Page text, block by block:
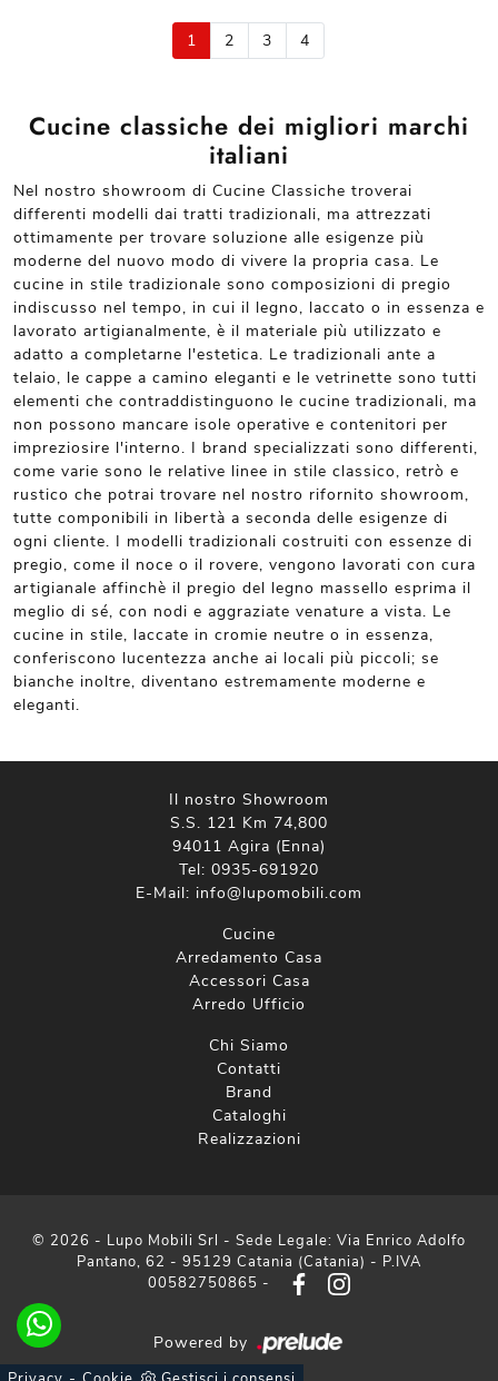
1 2 3 4
Cucine classiche dei migliori marchi
italiani
Nel nostro showroom di Cucine Classiche troverai
differenti modelli dai tratti tradizionali, ma attrezzati
ottimamente per trovare soluzione alle esigenze più
moderne del nuovo modo di vivere la propria casa. Le
cucine in stile tradizionale sono composizioni di pregio
indiscusso nel tempo, in cui il legno, laccato o in essenza e
lavorato artigianalmente, è il materiale più utilizzato e
adatto a completarne l'estetica. Le tradizionali ante a
telaio, le cappe a camino eleganti e le vetrinette sono tutti
elementi che contraddistinguono le cucine tradizionali, ma
non possono mancare isole operative e contenitori per
impreziosire l'interno. I brand specializzati sono differenti,
come varie sono le relative linee in stile classico, retrò e
rustico che potrai trovare nel nostro rifornito showroom,
tutte componibili in libertà a seconda delle esigenze di
ogni cliente. I modelli tradizionali costruiti con essenze di
pregio, come il noce o il rovere, vengono lavorati con cura
artigianale affinchè il pregio del legno massello esprima il
meglio di sé, con nodi e aggraziate venature a vista. Le
cucine in stile, laccate in cromie neutre o in essenza,
conferiscono lucentezza anche ai locali più piccoli; se
bianche inoltre, diventano estremamente moderne e
eleganti.
Il nostro Showroom
S.S. 121 Km 74,800
94011 Agira (Enna)
Tel: 0935-691920
E-Mail: info@lupomobili.com
Cucine
Arredamento Casa
Accessori Casa
Arredo Ufficio
Chi Siamo
Contatti
Brand
Cataloghi
Realizzazioni
© 2026 - Lupo Mobili Srl - Sede Legale: Via Enrico Adolfo
Pantano, 62 - 95129 Catania (Catania) - P.IVA
00582750865 -
Powered by